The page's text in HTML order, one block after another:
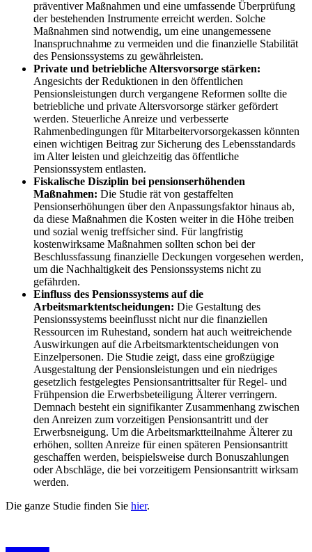
präventiver Maßnahmen und eine umfassende Überprüfung
der bestehenden Instrumente erreicht werden. Solche
Maßnahmen sind notwendig, um eine unangemessene
Inanspruchnahme zu vermeiden und die finanzielle Stabilität
des Pensionssystems zu gewährleisten.
Private und betriebliche Altersvorsorge stärken:
Angesichts der Reduktionen in den öffentlichen
Pensionsleistungen durch vergangene Reformen sollte die
betriebliche und private Altersvorsorge stärker gefördert
werden. Steuerliche Anreize und verbesserte
Rahmenbedingungen für Mitarbeitervorsorgekassen könnten
einen wichtigen Beitrag zur Sicherung des Lebensstandards
im Alter leisten und gleichzeitig das öffentliche
Pensionssystem entlasten.
Fiskalische Disziplin bei pensionserhöhenden
Maßnahmen: Die Studie rät von gestaffelten
Pensionserhöhungen über den Anpassungsfaktor hinaus ab,
da diese Maßnahmen die Kosten weiter in die Höhe treiben
und sozial wenig treffsicher sind. Für langfristig
kostenwirksame Maßnahmen sollten schon bei der
Beschlussfassung finanzielle Deckungen vorgesehen werden,
um die Nachhaltigkeit des Pensionssystems nicht zu
gefährden.
Einfluss des Pensionssystems auf die
Arbeitsmarktentscheidungen: Die Gestaltung des
Pensionssystems beeinflusst nicht nur die finanziellen
Ressourcen im Ruhestand, sondern hat auch weitreichende
Auswirkungen auf die Arbeitsmarktentscheidungen von
Einzelpersonen. Die Studie zeigt, dass eine großzügige
Ausgestaltung der Pensionsleistungen und ein niedriges
gesetzlich festgelegtes Pensionsantrittsalter für Regel- und
Frühpension die Erwerbsbeteiligung Älterer verringern.
Demnach besteht ein signifikanter Zusammenhang zwischen
den Anreizen zum vorzeitigen Pensionsantritt und der
Erwerbsneigung. Um die Arbeitsmarktteilnahme Älterer zu
erhöhen, sollten Anreize für einen späteren Pensionsantritt
geschaffen werden, beispielsweise durch Bonuszahlungen
oder Abschläge, die bei vorzeitigem Pensionsantritt wirksam
werden.
Die ganze Studie finden Sie hier.